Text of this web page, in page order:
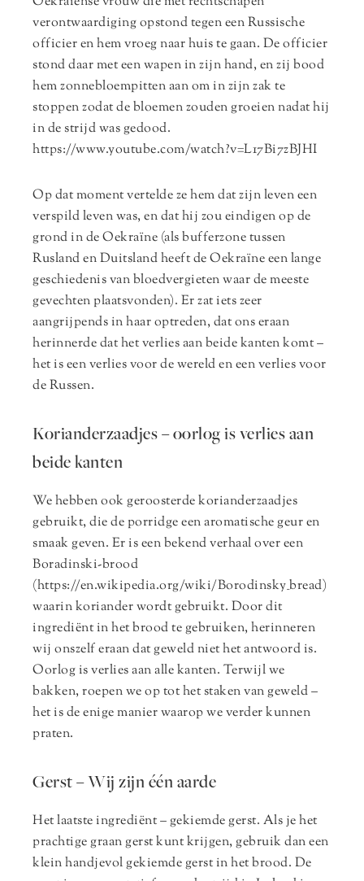
verontwaardiging opstond tegen een Russische
officier en hem vroeg naar huis te gaan. De officier
stond daar met een wapen in zijn hand, en zij bood
hem zonnebloempitten aan om in zijn zak te
stoppen zodat de bloemen zouden groeien nadat hij
in de strijd was gedood.
https://www.youtube.com/watch?v=L17Bi7zBJHI
Op dat moment vertelde ze hem dat zijn leven een
verspild leven was, en dat hij zou eindigen op de
grond in de Oekraïne (als bufferzone tussen
Rusland en Duitsland heeft de Oekraïne een lange
geschiedenis van bloedvergieten waar de meeste
gevechten plaatsvonden). Er zat iets zeer
aangrijpends in haar optreden, dat ons eraan
herinnerde dat het verlies aan beide kanten komt –
het is een verlies voor de wereld en een verlies voor
de Russen.
Korianderzaadjes – oorlog is verlies aan
beide kanten
We hebben ook geroosterde korianderzaadjes
gebruikt, die de porridge een aromatische geur en
smaak geven. Er is een bekend verhaal over een
Boradinski-brood
(https://en.wikipedia.org/wiki/Borodinsky_bread)
waarin koriander wordt gebruikt. Door dit
ingrediënt in het brood te gebruiken, herinneren
wij onszelf eraan dat geweld niet het antwoord is.
Oorlog is verlies aan alle kanten. Terwijl we
bakken, roepen we op tot het staken van geweld –
het is de enige manier waarop we verder kunnen
praten.
Gerst – Wij zijn één aarde
Het laatste ingrediënt – gekiemde gerst. Als je het
prachtige graan gerst kunt krijgen, gebruik dan een
klein handjevol gekiemde gerst in het brood. De